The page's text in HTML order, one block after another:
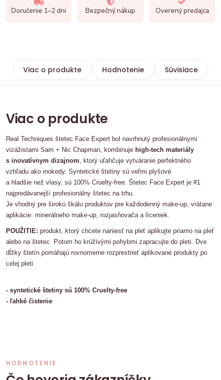
Doručenie 1–2 dni Bezpečný nákup Overený predajca
Viac o produkte Hodnotenie Súvisiace
Viac o produkte
Real Techniques štetec Face Expert bol navrhnutý profesionálnymi
vizážistami Sam + Nic Chapman, kombinuje high-tech materiály
s inovatívnym dizajnom, ktorý uľahčuje vytváranie perfektného
vzhľadu ako inokedy. Syntetické štetiny sú veľmi plyšové
a hladšie než vlasy, sú 100% Cruelty-free. Štetec Face Expert je #1
najpredávanejší profesionálny štetec na trhu.
Je vhodný pre širokú škálu produktov pre každodenný make-up, vrátane
aplikácie: minerálneho make-up, rozjasňovača a líceniek.
POUŽITIE: produkt, ktorý chcete naniesť na pleť aplikujte priamo na pleť
alebo na štetec. Potom ho krúživými pohybmi zapracujte do pleti. Dve
dĺžky štetín pomáhajú rovnomerne rozprestrieť aplikované produkty po
celej pleti.
- syntetické štetiny sú 100% Cruelty-free
- ľahké čistenie
HODNOTENIE